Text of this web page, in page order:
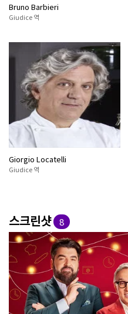
Bruno Barbieri
Giudice 역
Giorgio Locatelli
Giudice 역
스크린샷 8